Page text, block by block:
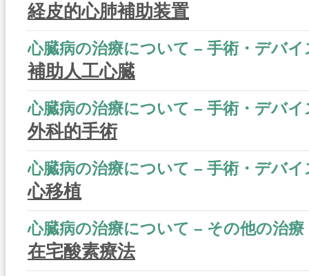
経皮的心肺補助装置
心臓病の治療について – 手術・デバ
補助人工心臓
心臓病の治療について – 手術・デバ
外科的手術
心臓病の治療について – 手術・デバ
心移植
心臓病の治療について – その他の治療
在宅酸素療法